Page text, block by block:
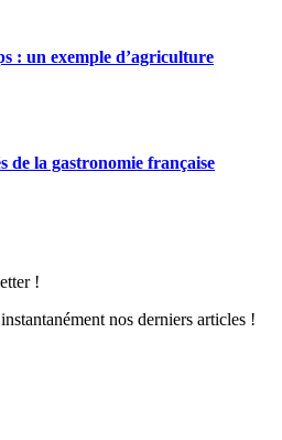
: un exemple d’agriculture
de la gastronomie française
!
nos derniers articles !